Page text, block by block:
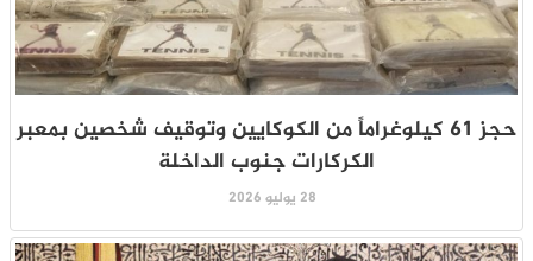
حجز 61 كيلوغراماً من الكوكايين وتوقيف شخصين بمعبر
الكركارات جنوب الداخلة
28 يوليو 2026